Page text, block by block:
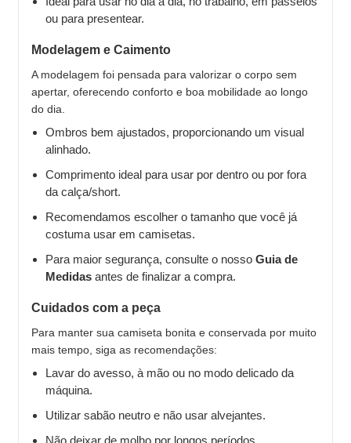
ou para presentear.
Modelagem e Caimento
A modelagem foi pensada para valorizar o corpo sem
apertar, oferecendo conforto e boa mobilidade ao longo
do dia.
Ombros bem ajustados, proporcionando um visual
alinhado.
Comprimento ideal para usar por dentro ou por fora
da calça/short.
Recomendamos escolher o tamanho que você já
costuma usar em camisetas.
Para maior segurança, consulte o nosso Guia de
Medidas antes de finalizar a compra.
Cuidados com a peça
Para manter sua camiseta bonita e conservada por muito
mais tempo, siga as recomendações:
Lavar do avesso, à mão ou no modo delicado da
máquina.
Utilizar sabão neutro e não usar alvejantes.
Não deixar de molho por longos períodos.